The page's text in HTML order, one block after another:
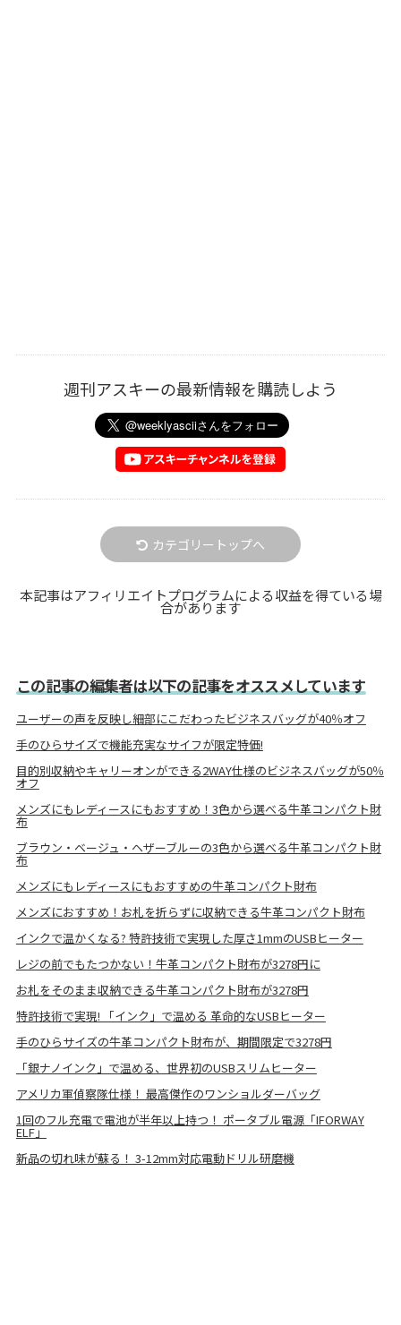
週刊アスキーの最新情報を購読しよう
カテゴリートップへ
本記事はアフィリエイトプログラムによる収益を得ている場
合があります
この記事の編集者は以下の記事をオススメしています
ユーザーの声を反映し細部にこだわったビジネスバッグが40％オフ
手のひらサイズで機能充実なサイフが限定特価!
目的別収納やキャリーオンができる2WAY仕様のビジネスバッグが50％
オフ
メンズにもレディースにもおすすめ！3色から選べる牛革コンパクト財
布
ブラウン・ベージュ・ヘザーブルーの3色から選べる牛革コンパクト財
布
メンズにもレディースにもおすすめの牛革コンパクト財布
メンズにおすすめ！お札を折らずに収納できる牛革コンパクト財布
インクで温かくなる? 特許技術で実現した厚さ1mmのUSBヒーター
レジの前でもたつかない！牛革コンパクト財布が3278円に
お札をそのまま収納できる牛革コンパクト財布が3278円
特許技術で実現! 「インク」で温める 革命的なUSBヒーター
手のひらサイズの牛革コンパクト財布が、期間限定で3278円
「銀ナノインク」で温める、世界初のUSBスリムヒーター
アメリカ軍偵察隊仕様！ 最高傑作のワンショルダーバッグ
1回のフル充電で電池が半年以上持つ！ ポータブル電源「IFORWAY
ELF」
新品の切れ味が蘇る！ 3-12mm対応電動ドリル研磨機